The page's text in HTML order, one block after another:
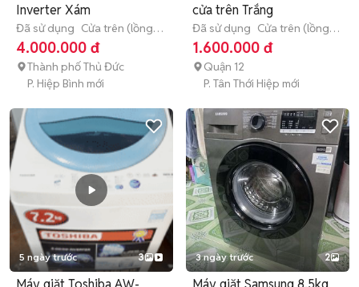
Inverter Xám
Đã sử dụng Cửa trên (lồng
đứng) 9 - 9.9 kg
4.000.000 đ
Thành phố Thủ Đức
P. Hiệp Bình mới
cửa trên Trắng
Đã sử dụng Cửa trên (lồng
đứng)
7 - 7.9 kg
1.600.000 đ
Quận 12
P. Tân Thới Hiệp mới
5 ngày trước 3 3 ngày trước 2